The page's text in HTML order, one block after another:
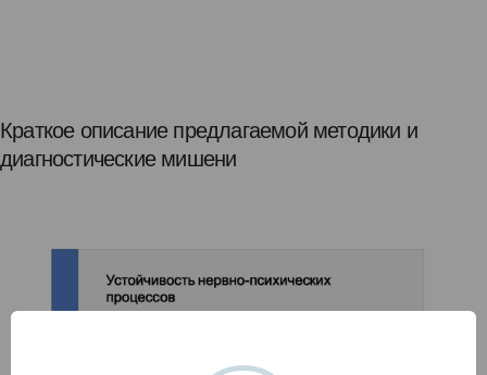
Краткое описание предлагаемой методики и
диагностические мишени